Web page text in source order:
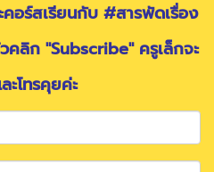
อร์สเรียนกับ #สารพัดเรื่อง
คลิก "Subscribe" ครูเล็กจะ
ะโทรคุยค่ะ